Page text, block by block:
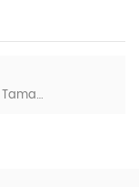
Máquina Biseladora De Vidrio Para Gran Tamaño